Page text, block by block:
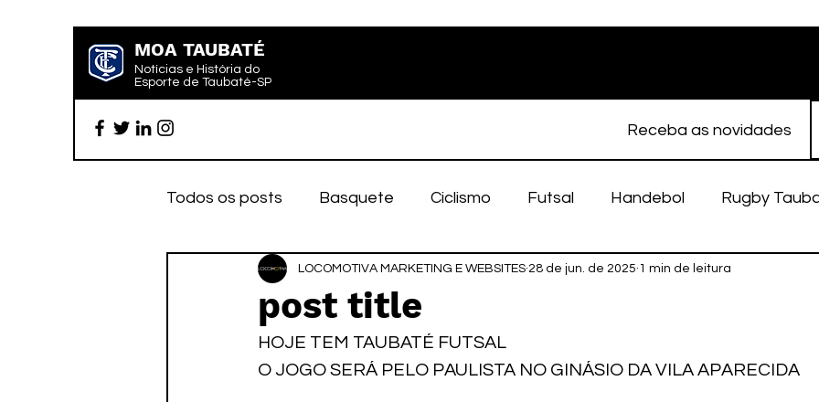
MOA TAUBATÉ
Notícias e História do
Esporte de Taubaté-SP
Receba as novidades
Todos os posts Basquete Ciclismo Futsal Handebol Rugby
Futebol profissional Esporte Feminino Atletismo EC Taubaté
Categoria de base Paralímpico Taubaté Fut7
post title
LOCOMOTIVA MARKETING E WEBSITES 28 de jun. de 2025 1 min de leitura
HOJE TEM TAUBATÉ FUTSAL
O JOGO SERÁ PELO PAULISTA NO GINÁSIO DA VILA APARECIDA